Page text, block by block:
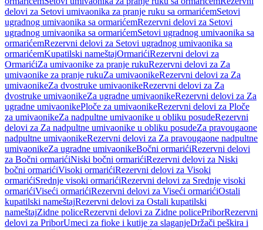
delovi za Setovi umivaonika za pranje ruku sa ormarićemSetovi
ugradnog umivaonika sa ormarićemRezervni delovi za Setovi
ugradnog umivaonika sa ormarićemSetovi ugradnog umivaonika sa
ormarićemRezervni delovi za Setovi ugradnog umivaonika sa
ormarićemKupatilski nameštajOrmarićiRezervni delovi za
OrmarićiZa umivaonike za pranje rukuRezervni delovi za Za
umivaonike za pranje rukuZa umivaonikeRezervni delovi za Za
umivaonikeZa dvostruke umivaonikeRezervni delovi za Za
dvostruke umivaonikeZa ugradne umivaonikeRezervni delovi za Za
ugradne umivaonikePloče za umivaonikeRezervni delovi za Ploče
za umivaonikeZa nadpultne umivaonike u obliku posudeRezervni
delovi za Za nadpultne umivaonike u obliku posudeZa pravougaone
nadpultne umivaonikeRezervni delovi za Za pravougaone nadpultne
umivaonikeZa ugradne umivaonikeBočni ormarićiRezervni delovi
za Bočni ormarićiNiski bočni ormarićiRezervni delovi za Niski
bočni ormarićiVisoki ormarićiRezervni delovi za Visoki
ormarićiSrednje visoki ormarićiRezervni delovi za Srednje visoki
ormarićiViseći ormarićiRezervni delovi za Viseći ormarićiOstali
kupatilski nameštajRezervni delovi za Ostali kupatilski
nameštajZidne policeRezervni delovi za Zidne policePriborRezervni
delovi za PriborUmeci za fioke i kutije za slaganjeDržači peškira i